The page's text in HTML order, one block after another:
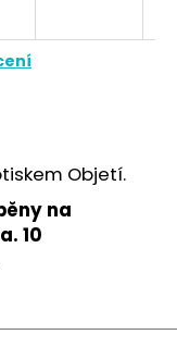
Objetí.
na
10